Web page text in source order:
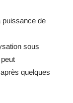
de
sous
quelques